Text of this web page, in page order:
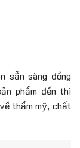
sẵn sàng đồng
phẩm đến thi
thẩm mỹ, chất